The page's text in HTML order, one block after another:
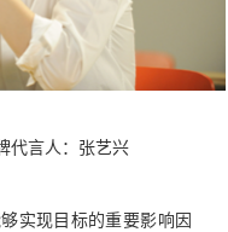
代言人：张艺兴
实现目标的重要影响因